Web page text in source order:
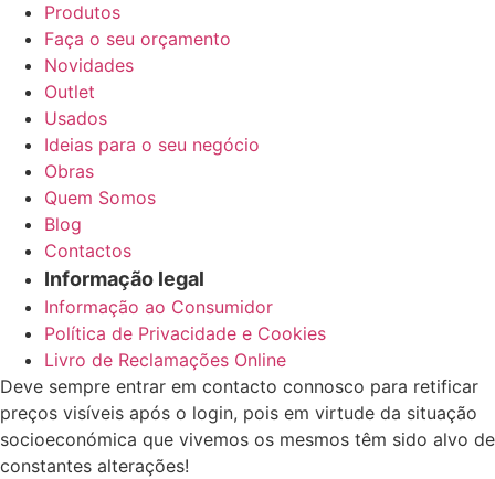
Produtos
Faça o seu orçamento
Novidades
Outlet
Usados
Ideias para o seu negócio
Obras
Quem Somos
Blog
Contactos
Informação legal
Informação ao Consumidor
Política de Privacidade e Cookies
Livro de Reclamações Online
Deve sempre entrar em contacto connosco para retificar
preços visíveis após o login, pois em virtude da situação
socioeconómica que vivemos os mesmos têm sido alvo de
constantes alterações!